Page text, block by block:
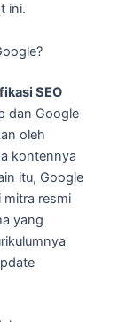
ini.
SEO
dan Google
oleh
kontennya
itu, Google
mitra resmi
yang